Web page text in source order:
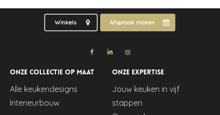
Winkels Afspraak maken
Onze collectie op maat
Alle keukendesigns
Interieurbouw
Onze expertise
Jouw keuken in vijf
stappen